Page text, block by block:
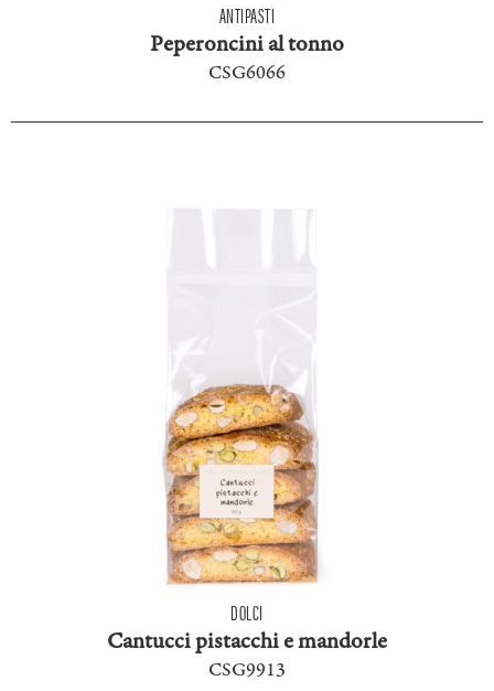
ANTIPASTI
Peperoncini al tonno
CSG6066
DOLCI
Cantucci pistacchi e mandorle
CSG9913